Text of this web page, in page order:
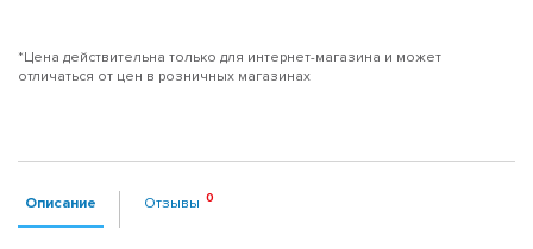
*Цена действительна только для интернет-магазина и может
отличаться от цен в розничных магазинах
Описание Отзывы